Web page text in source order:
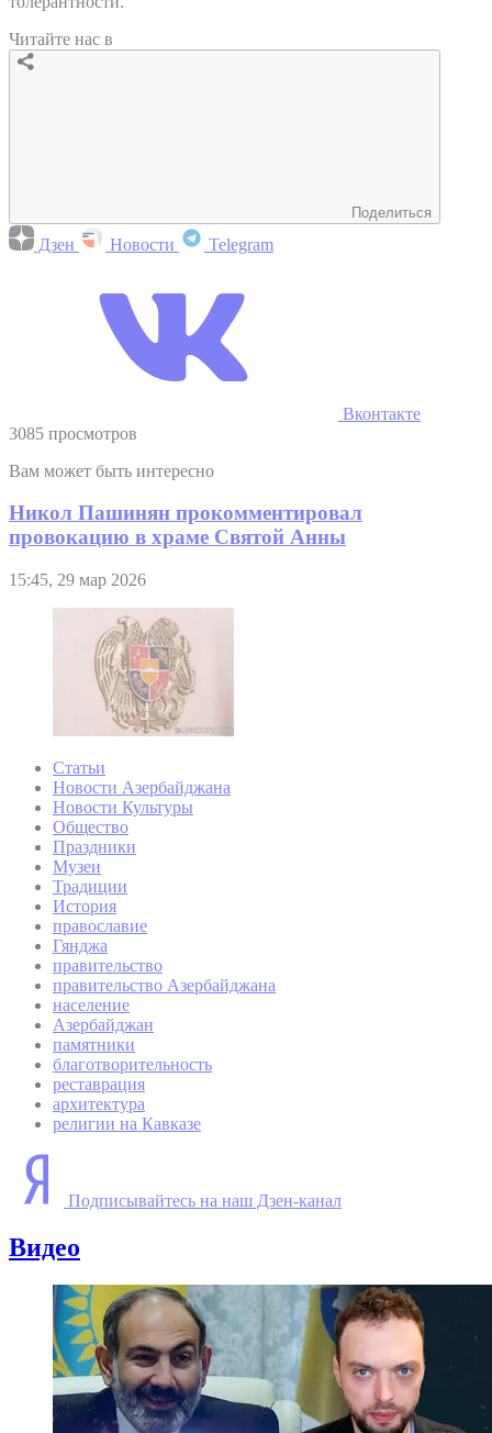
Читайте нас в
Поделиться
Дзен Новости Telegram
Вконтакте
3085 просмотров
Вам может быть интересно
Никол Пашинян прокомментировал
провокацию в храме Святой Анны
15:45, 29 мар 2026
Статьи
Новости Азербайджана
Новости Культуры
Общество
Праздники
Музеи
Традиции
История
православие
Гянджа
правительство
правительство Азербайджана
население
Азербайджан
памятники
благотворительность
реставрация
архитектура
религии на Кавказе
Подписывайтесь на наш Дзен-канал
Видео